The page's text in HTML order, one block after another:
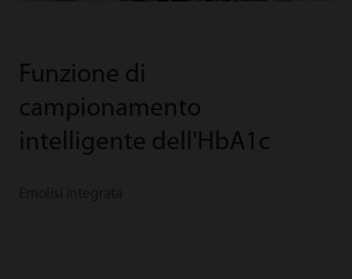
Funzione di
campionamento
intelligente dell'HbA1c